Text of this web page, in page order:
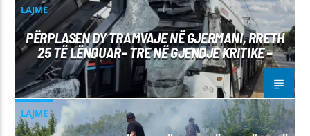
LAJME
PËRPLASEN DY TRAMVAJE NË GJERMANI, RRETH
25 TË LËNDUAR– TRE NË GJENDJE KRITIKE –
LAJME